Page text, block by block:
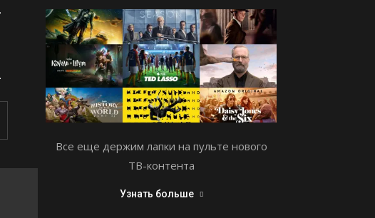
Все еще держим лапки на пульте нового
ТВ-контента
Узнать больше